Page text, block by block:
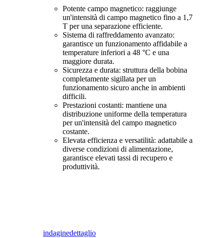
Potente campo magnetico: raggiunge
un'intensità di campo magnetico fino a 1,7
T per una separazione efficiente.
Sistema di raffreddamento avanzato:
garantisce un funzionamento affidabile a
temperature inferiori a 48 °C e una
maggiore durata.
Sicurezza e durata: struttura della bobina
completamente sigillata per un
funzionamento sicuro anche in ambienti
difficili.
Prestazioni costanti: mantiene una
distribuzione uniforme della temperatura
per un'intensità del campo magnetico
costante.
Elevata efficienza e versatilità: adattabile a
diverse condizioni di alimentazione,
garantisce elevati tassi di recupero e
produttività.
indaginedettaglio